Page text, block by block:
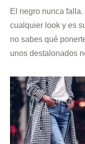
El negro nunca
cualquier look y es
no sabes qué
unos destalonados